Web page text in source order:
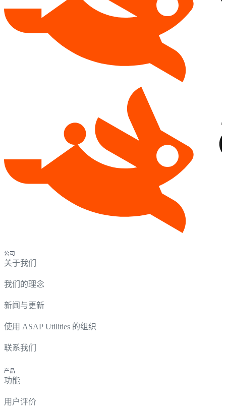
公司
关于我们
我们的理念
新闻与更新
使用 ASAP Utilities 的组织
联系我们
产品
功能
用户评价